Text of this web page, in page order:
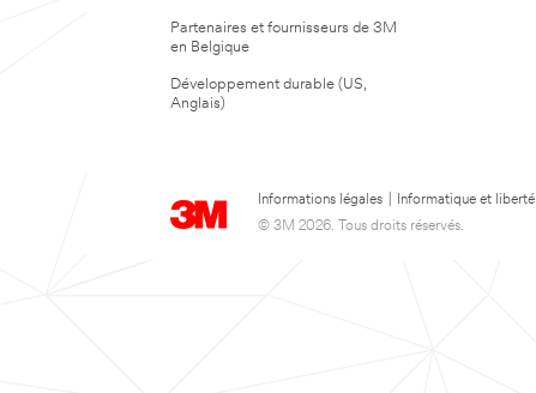
Partenaires et fournisseurs de 3M
en Belgique
Développement durable (US,
Anglais)
Informations légales Informatique et liberté
© 3M 2026. Tous droits réservés.